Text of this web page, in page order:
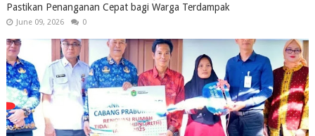
Pastikan Penanganan Cepat bagi Warga Terdampak
June 09, 2026 0